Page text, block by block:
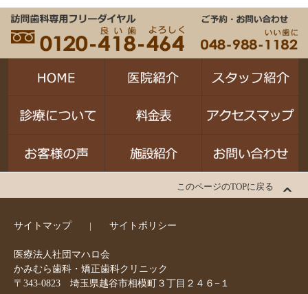
このページのTOPに戻る
サイトマップ サイトポリシー
医療法人社団マハロ会
かみむら歯科・矯正歯科クリニック
〒343-0823 埼玉県越谷市相模町３丁目２４６−１